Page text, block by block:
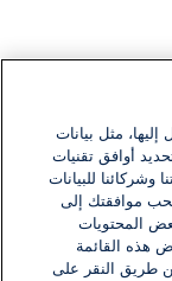
مثل بيانات
أوافق تقنيات
للبيانات
موافقتك إلى
المحتويات
هذه القائمة
طريق النقر على